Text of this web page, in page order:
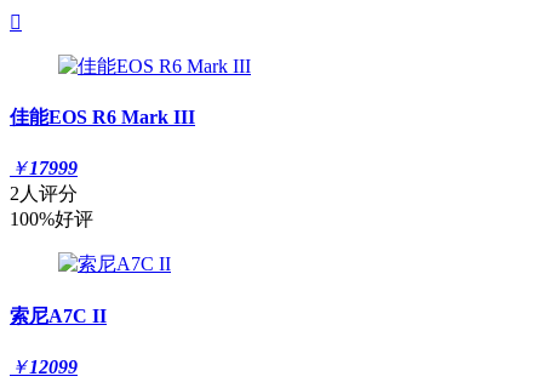

佳能EOS R6 Mark III
￥17999
2人评分
100%好评
索尼A7C II
￥12099